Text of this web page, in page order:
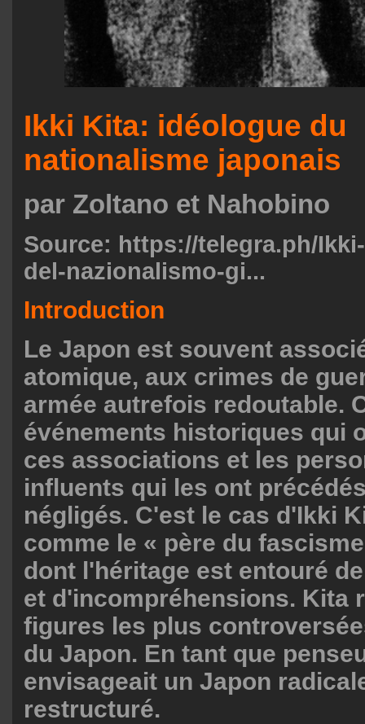
Ikki Kita: idéologue du
nationalisme japonais
par Zoltano et Nahobino
Source: https://telegra.ph/
del-nazionalismo-gi...
Introduction
Le Japon est souvent
atomique, aux crimes de
armée autrefois redoutable.
événements historiques qui
ces associations et les
influents qui les ont
négligés. C'est le cas d'Ikki
comme le « père du
dont l'héritage est entouré
et d'incompréhensions. Kita
figures les plus
du Japon. En tant que
envisageait un Japon
restructuré.